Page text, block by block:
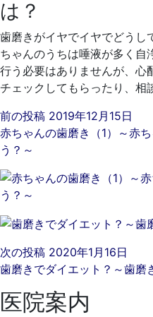
は？
歯磨きがイヤでイヤでどうし
ちゃんのうちは唾液が多く自
行う必要はありませんが、心
チェックしてもらったり、相
前の投稿 2019年12月15日
赤ちゃんの歯磨き（1）～赤
う？～
次の投稿 2020年1月16日
歯磨きでダイエット？～歯磨
医院案内